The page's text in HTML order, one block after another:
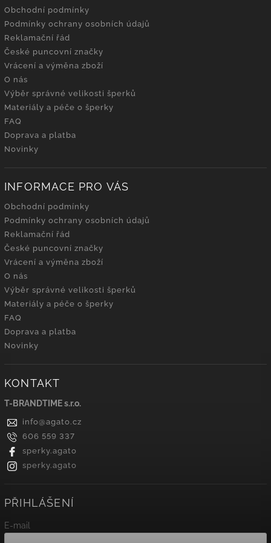
Obchodní podmínky
Podmínky ochrany osobních údajů
Reklamační řád
České puncovní značky
Vrácení a výměna zboží
O nás
Výběr správné velikosti šperků
Materiály a péče o šperky
FAQ
Doprava a platba
Novinky
INFORMACE PRO VÁS
Obchodní podmínky
Podmínky ochrany osobních údajů
Reklamační řád
České puncovní značky
Vrácení a výměna zboží
O nás
Výběr správné velikosti šperků
Materiály a péče o šperky
FAQ
Doprava a platba
Novinky
KONTAKT
T-BRANDTIME s.r.o.
info@agato.cz
606 559 337
sperky.agato
sperky.agato
PŘIHLÁŠENÍ
E-mail